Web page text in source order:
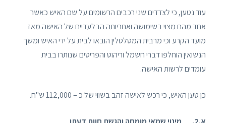
עוד נטען, כי לצדדים שני רכבים הרשומים על שם האיש כאשר
אחד מהם מצוי בשימושה ואחריותה הבלעדיים של האישה מאז
מועד הקרע וכי מרבית המטלטלין הובאו לבית על ידי האיש ומשך
הנשואין הוחלפו דברי חשמל וריהוט והפריטים שנותרו בבית
עומדים לרשות האישה.
כן טען האיש, כי רכש לאישה זהב בשווי של כ – 112,000 ש"ח.